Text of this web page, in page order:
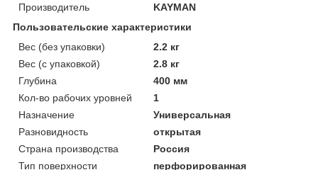
Производитель
KAYMAN
Пользовательские характеристики
Вес (без упаковки)
2.2 кг
Вес (с упаковкой)
2.8 кг
Глубина
400 мм
Кол-во рабочих уровней
1
Назначение
Универсальная
Разновидность
открытая
Страна производства
Россия
Тип поверхности
перфорированная